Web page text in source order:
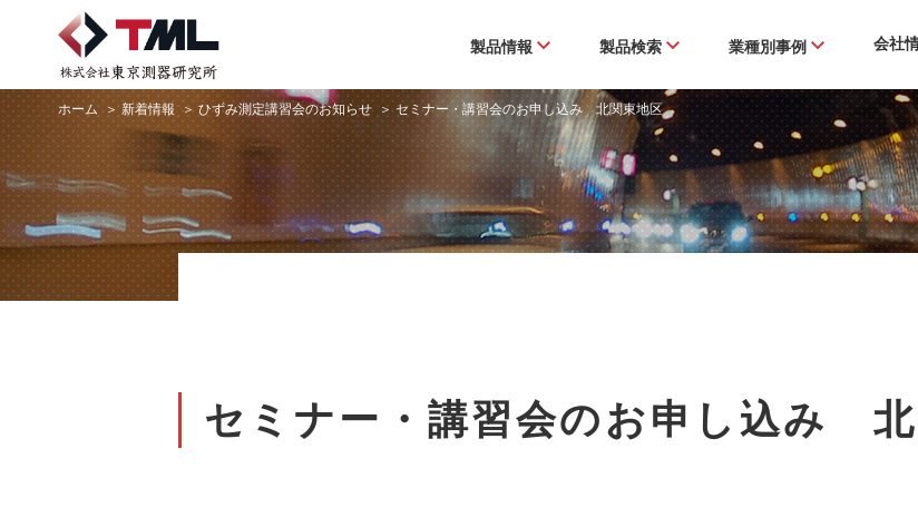
製品情報 製品検索 業種別事例 会社
ホーム 新着情報 ひずみ測定講習会のお知らせ セミナー・講習会のお申し込み 北関東地区
セミナー・講習会のお申し込み